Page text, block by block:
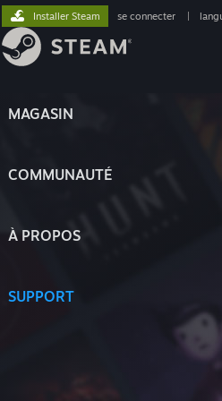
MAGASIN
COMMUNAUTÉ
À PROPOS
SUPPORT
Installer Steam se connecter